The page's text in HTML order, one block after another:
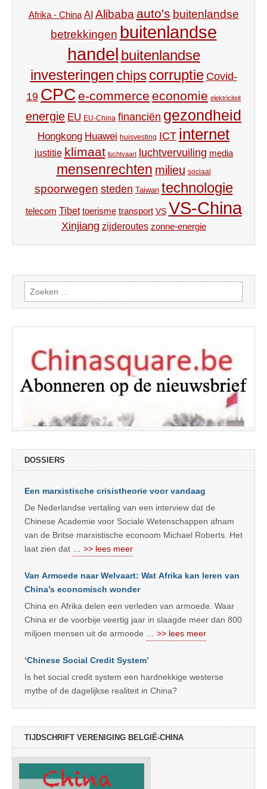
Afrika - China AI Alibaba auto's buitenlandse
betrekkingen buitenlandse
handel buitenlandse
investeringen chips corruptie Covid-
19 CPC e-commerce economie elektriciteit
energie EU EU-China financiën gezondheid
Hongkong Huawei huisvesting ICT internet
justitie klimaat luchtvaart luchtvervuiling media
mensenrechten milieu sociaal
spoorwegen steden Taiwan technologie
telecom Tibet toerisme transport VS VS-China
Xinjiang zijderoutes zonne-energie
Zoeken
naar:
DOSSIERS
Een marxistische crisistheorie voor vandaag
De Nederlandse vertaling van een interview dat de
Chinese Academie voor Sociale Wetenschappen afnam
van de Britse marxistische econoom Michael Roberts. Het
laat zien dat … >> lees meer
Van Armoede naar Welvaart: Wat Afrika kan leren van
China’s economisch wonder
China en Afrika delen een verleden van armoede. Waar
China er de voorbije veertig jaar in slaagde meer dan 800
miljoen mensen uit de armoede … >> lees meer
‘Chinese Social Credit System’
Is het social credit system een hardnekkige westerse
mythe of de dagelijkse realiteit in China?
TIJDSCHRIFT VERENIGING BELGIË-CHINA